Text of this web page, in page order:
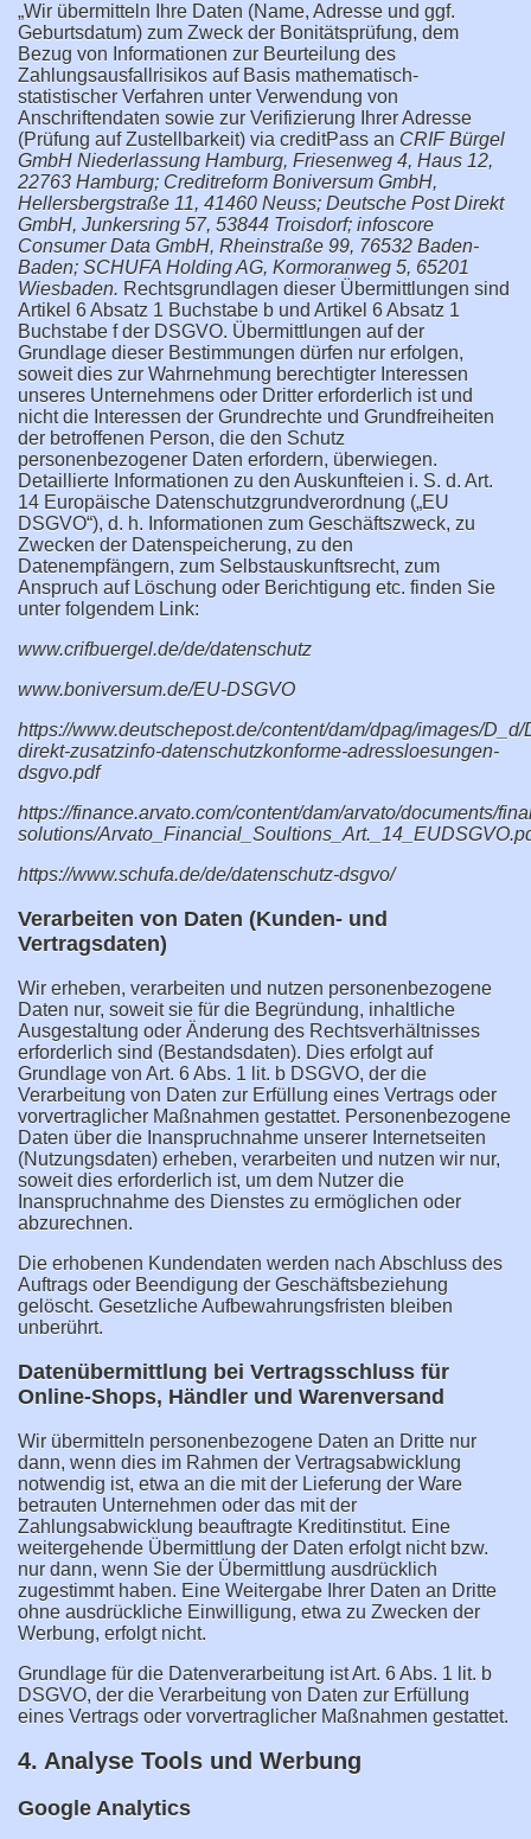
„Wir übermitteln Ihre Daten (Name, Adresse und ggf.
Geburtsdatum) zum Zweck der Bonitätsprüfung, dem
Bezug von Informationen zur Beurteilung des
Zahlungsausfallrisikos auf Basis mathematisch-
statistischer Verfahren unter Verwendung von
Anschriftendaten sowie zur Verifizierung Ihrer Adresse
(Prüfung auf Zustellbarkeit) via creditPass an CRIF Bürgel
GmbH Niederlassung Hamburg, Friesenweg 4, Haus 12,
22763 Hamburg; Creditreform Boniversum GmbH,
Hellersbergstraße 11, 41460 Neuss; Deutsche Post Direkt
GmbH, Junkersring 57, 53844 Troisdorf; infoscore
Consumer Data GmbH, Rheinstraße 99, 76532 Baden-
Baden; SCHUFA Holding AG, Kormoranweg 5, 65201
Wiesbaden. Rechtsgrundlagen dieser Übermittlungen sind
Artikel 6 Absatz 1 Buchstabe b und Artikel 6 Absatz 1
Buchstabe f der DSGVO. Übermittlungen auf der
Grundlage dieser Bestimmungen dürfen nur erfolgen,
soweit dies zur Wahrnehmung berechtigter Interessen
unseres Unternehmens oder Dritter erforderlich ist und
nicht die Interessen der Grundrechte und Grundfreiheiten
der betroffenen Person, die den Schutz
personenbezogener Daten erfordern, überwiegen.
Detaillierte Informationen zu den Auskunfteien i. S. d. Art.
14 Europäische Datenschutzgrundverordnung („EU
DSGVO“), d. h. Informationen zum Geschäftszweck, zu
Zwecken der Datenspeicherung, zu den
Datenempfängern, zum Selbstauskunftsrecht, zum
Anspruch auf Löschung oder Berichtigung etc. finden Sie
unter folgendem Link:
www.crifbuergel.de/de/datenschutz
www.boniversum.de/EU-DSGVO
https://www.deutschepost.de/content/dam/dpag/images/
direkt-zusatzinfo-datenschutzkonforme-adressloesungen-
dsgvo.pdf
https://finance.arvato.com/content/dam/arvato/documents/
solutions/
https://www.schufa.de/de/datenschutz-dsgvo/
Verarbeiten von Daten (Kunden- und
Vertragsdaten)
Wir erheben, verarbeiten und nutzen personenbezogene
Daten nur, soweit sie für die Begründung, inhaltliche
Ausgestaltung oder Änderung des Rechtsverhältnisses
erforderlich sind (Bestandsdaten). Dies erfolgt auf
Grundlage von Art. 6 Abs. 1 lit. b DSGVO, der die
Verarbeitung von Daten zur Erfüllung eines Vertrags oder
vorvertraglicher Maßnahmen gestattet. Personenbezogene
Daten über die Inanspruchnahme unserer Internetseiten
(Nutzungsdaten) erheben, verarbeiten und nutzen wir nur,
soweit dies erforderlich ist, um dem Nutzer die
Inanspruchnahme des Dienstes zu ermöglichen oder
abzurechnen.
Die erhobenen Kundendaten werden nach Abschluss des
Auftrags oder Beendigung der Geschäftsbeziehung
gelöscht. Gesetzliche Aufbewahrungsfristen bleiben
unberührt.
Datenübermittlung bei Vertragsschluss für
Online-Shops, Händler und Warenversand
Wir übermitteln personenbezogene Daten an Dritte nur
dann, wenn dies im Rahmen der Vertragsabwicklung
notwendig ist, etwa an die mit der Lieferung der Ware
betrauten Unternehmen oder das mit der
Zahlungsabwicklung beauftragte Kreditinstitut. Eine
weitergehende Übermittlung der Daten erfolgt nicht bzw.
nur dann, wenn Sie der Übermittlung ausdrücklich
zugestimmt haben. Eine Weitergabe Ihrer Daten an Dritte
ohne ausdrückliche Einwilligung, etwa zu Zwecken der
Werbung, erfolgt nicht.
Grundlage für die Datenverarbeitung ist Art. 6 Abs. 1 lit. b
DSGVO, der die Verarbeitung von Daten zur Erfüllung
eines Vertrags oder vorvertraglicher Maßnahmen gestattet.
4. Analyse Tools und Werbung
Google Analytics